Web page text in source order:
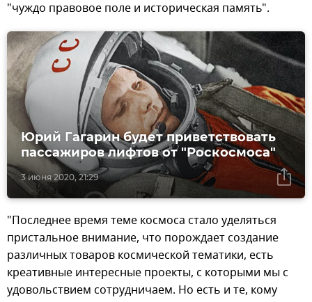
"чуждо правовое поле и историческая память".
3 июня 2020, 21:29
Юрий Гагарин будет приветствовать
пассажиров лифтов от "Роскосмоса"
"Последнее время теме космоса стало уделяться
пристальное внимание, что порождает создание
различных товаров космической тематики, есть
креативные интересные проекты, с которыми мы с
удовольствием сотрудничаем. Но есть и те, кому